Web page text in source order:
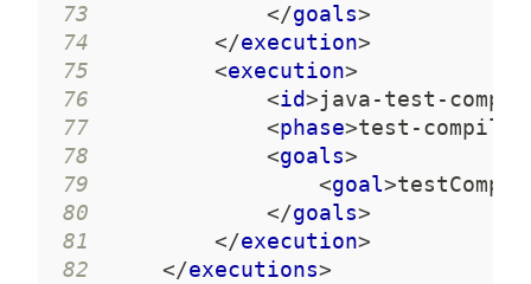
73
</goals>
74
</execution>
75
<execution>
76
<id>java-test-
77
<phase>test-compile
78
<goals>
79
<goal>
80
</goals>
81
</execution>
82
</executions>